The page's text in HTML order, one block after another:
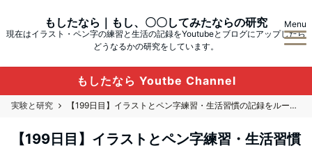
もしたなら｜もし、〇〇してみたならの研究
現在はイラスト・ペン字の練習と生活の記録をYoutubeとブログにアップしたら
どうなるかの研究をしています。
Menu
もしたなら Youtbe Channel
実験と研究 【199日目】イラストとペン字練習・生活習慣の記録をルーティン化して100日程前と較してみた。【ブログ版】
【199日目】イラストとペン字練習・生活習慣